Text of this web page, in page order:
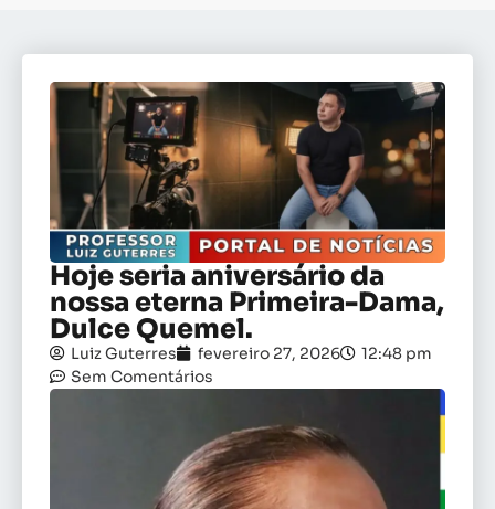
Hoje seria aniversário da
nossa eterna Primeira-Dama,
Dulce Quemel.
Luiz Guterres fevereiro 27, 2026
12:48 pm
Sem Comentários